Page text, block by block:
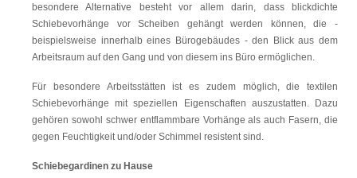
besondere Alternative besteht vor allem darin, dass blickdichte
Schiebevorhänge vor Scheiben gehängt werden können, die -
beispielsweise innerhalb eines Bürogebäudes - den Blick aus dem
Arbeitsraum auf den Gang und von diesem ins Büro ermöglichen.
Für besondere Arbeitsstätten ist es zudem möglich, die textilen
Schiebevorhänge mit speziellen Eigenschaften auszustatten. Dazu
gehören sowohl schwer entflammbare Vorhänge als auch Fasern, die
gegen Feuchtigkeit und/oder Schimmel resistent sind.
Schiebegardinen zu Hause